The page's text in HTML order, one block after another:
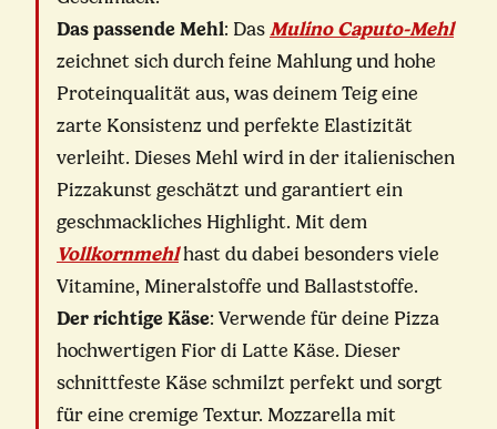
Das passende Mehl: DasMulino Caputo-Mehl
zeichnet sich durch feine Mahlung und hohe
Proteinqualität aus, was deinem Teig eine
zarte Konsistenz und perfekte Elastizität
verleiht. Dieses Mehl wird in der italienischen
Pizzakunst geschätzt und garantiert ein
geschmackliches Highlight. Mit dem
Vollkornmehlhast du dabei besonders viele
Vitamine, Mineralstoffe und Ballaststoffe.
Der richtige Käse: Verwende für deine Pizza
hochwertigen Fior di Latte Käse. Dieser
schnittfeste Käse schmilzt perfekt und sorgt
für eine cremige Textur. Mozzarella mit